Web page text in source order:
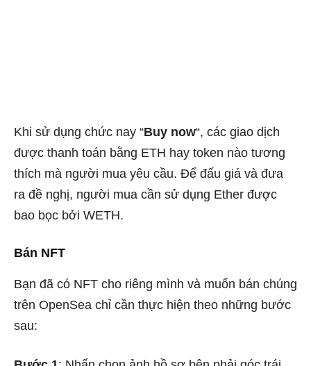
Khi sử dụng chức nay “Buy now“, các giao dịch
được thanh toán bằng ETH hay token nào tương
thích mà người mua yêu cầu. Để đấu giá và đưa
ra đề nghị, người mua cần sử dụng Ether được
bao bọc bởi WETH.
Bán NFT
Bạn đã có NFT cho riêng mình và muốn bán chúng
trên OpenSea chỉ cần thực hiện theo những bước
sau: